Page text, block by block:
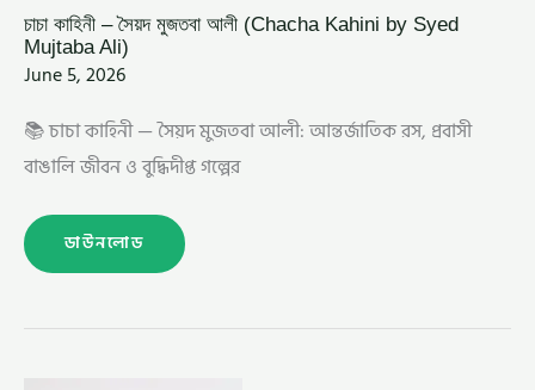
চাচা কাহিনী – সৈয়দ মুজতবা আলী (Chacha Kahini by Syed
Mujtaba Ali)
June 5, 2026
📚 চাচা কাহিনী — সৈয়দ মুজতবা আলী: আন্তর্জাতিক রস, প্রবাসী
বাঙালি জীবন ও বুদ্ধিদীপ্ত গল্পের
ডাউনলোড